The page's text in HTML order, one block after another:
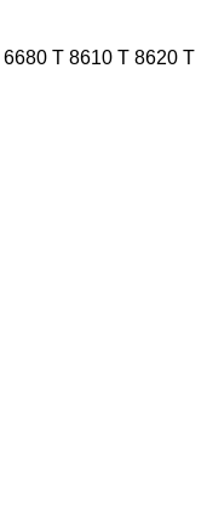
6680 T 8610 T 8620 T